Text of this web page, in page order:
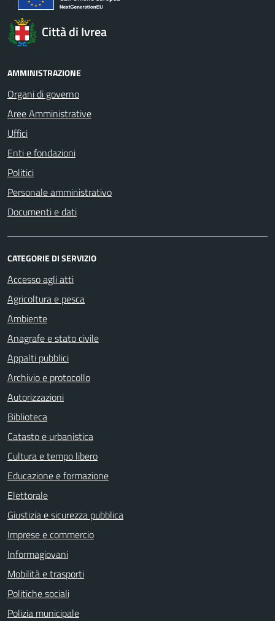
Città di Ivrea
AMMINISTRAZIONE
Organi di governo
Aree Amministrative
Uffici
Enti e fondazioni
Politici
Personale amministrativo
Documenti e dati
CATEGORIE DI SERVIZIO
Accesso agli atti
Agricoltura e pesca
Ambiente
Anagrafe e stato civile
Appalti pubblici
Archivio e protocollo
Autorizzazioni
Biblioteca
Catasto e urbanistica
Cultura e tempo libero
Educazione e formazione
Elettorale
Giustizia e sicurezza pubblica
Imprese e commercio
Informagiovani
Mobilità e trasporti
Politiche sociali
Polizia municipale